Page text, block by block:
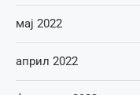
мај 2022
април 2022